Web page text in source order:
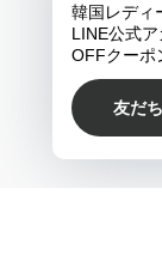
COPYRIGHT